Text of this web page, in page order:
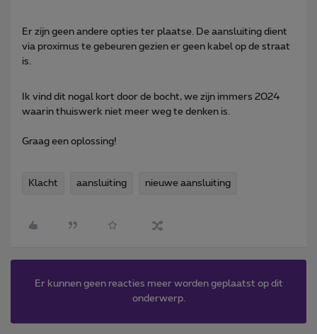
Er zijn geen andere opties ter plaatse. De aansluiting dient
via proximus te gebeuren gezien er geen kabel op de straat
is.
Ik vind dit nogal kort door de bocht, we zijn immers 2024
waarin thuiswerk niet meer weg te denken is.
Graag een oplossing!
Klacht aansluiting nieuwe aansluiting
Er kunnen geen reacties meer worden geplaatst op dit
onderwerp.